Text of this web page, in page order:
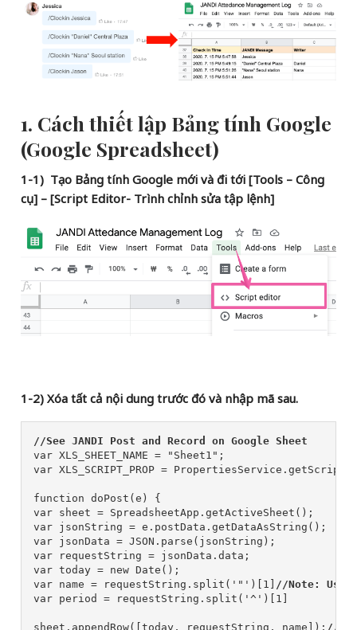
1. Cách thiết lập Bảng tính Google
(Google Spreadsheet)
1-1) Tạo Bảng tính Google mới và đi tới [Tools – Công
cụ] – [Script Editor- Trình chỉnh sửa tập lệnh]
1-2) Xóa tất cả nội dung trước đó và nhập mã sau.
//See JANDI Post and Record on Google Sheet
var XLS_SHEET_NAME = "Sheet1";
var XLS_SCRIPT_PROP =
function doPost(e) {
var sheet = SpreadsheetApp.getActiveSheet();
var jsonString = e.postData.getDataAsString();
var jsonData = JSON.parse(jsonString);
var requestString = jsonData.data;
var today = new Date();
var name = requestString.split('"')[1] //Note: Use
var period = requestString.split('^')[1]
sheet.appendRow([today, requestString, name]); //